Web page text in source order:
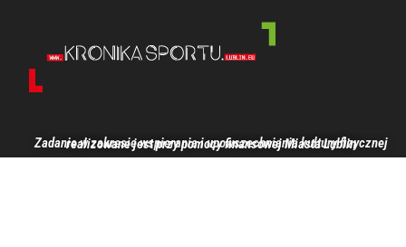
Zadanie w zakresie wspierania i upowszechniania kultury fizycznej realizowane jest przy pomocy finansowej Miasta Lublin